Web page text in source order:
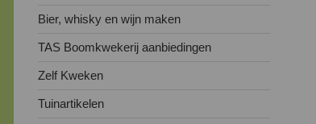
Bier, whisky en wijn maken
TAS Boomkwekerij aanbiedingen
Zelf Kweken
Tuinartikelen